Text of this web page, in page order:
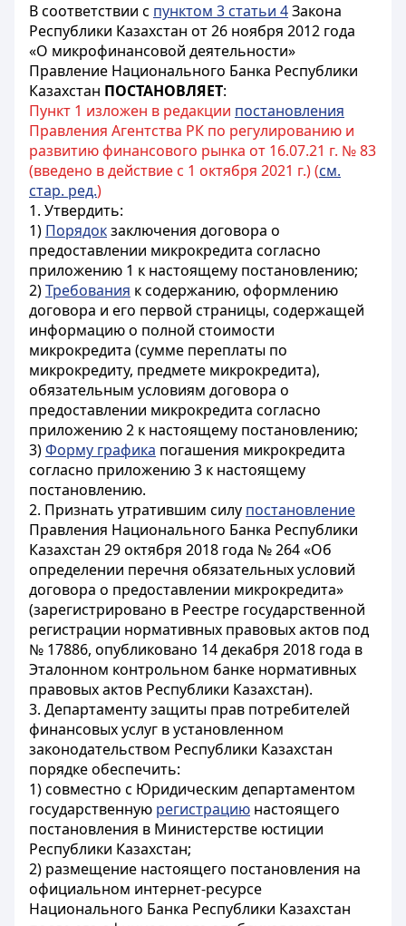
В соответствии с пунктом 3 статьи 4Закона
Республики Казахстан от 26 ноября 2012 года
«О микрофинансовой деятельности»
Правление Национального Банка Республики
Казахстан ПОСТАНОВЛЯЕТ:
Пункт 1 изложен в редакции постановления
Правления Агентства РК по регулированию и
развитию финансового рынка от 16.07.21 г. № 83
(введено в действие с 1 октября 2021 г.) (см.
стар. ред.)
1. Утвердить:
1) Порядокзаключения договора о
предоставлении микрокредита согласно
приложению 1 к настоящему постановлению;
2)Требования к содержанию, оформлению
договора и его первой страницы, содержащей
информацию о полной стоимости
микрокредита (сумме переплаты по
микрокредиту, предмете микрокредита),
обязательным условиям договора о
предоставлении микрокредита согласно
приложению 2 к настоящему постановлению;
3)Форму графика погашения микрокредита
согласно приложению 3 к настоящему
постановлению.
2. Признать утратившим силу постановление
Правления Национального Банка Республики
Казахстан 29 октября 2018 года № 264 «Об
определении перечня обязательных условий
договора о предоставлении микрокредита»
(зарегистрировано в Реестре государственной
регистрации нормативных правовых актов под
№ 17886, опубликовано 14 декабря 2018 года в
Эталонном контрольном банке нормативных
правовых актов Республики Казахстан).
3. Департаменту защиты прав потребителей
финансовых услуг в установленном
законодательством Республики Казахстан
порядке обеспечить:
1) совместно с Юридическим департаментом
государственную регистрацию настоящего
постановления в Министерстве юстиции
Республики Казахстан;
2) размещение настоящего постановления на
официальном интернет-ресурсе
Национального Банка Республики Казахстан